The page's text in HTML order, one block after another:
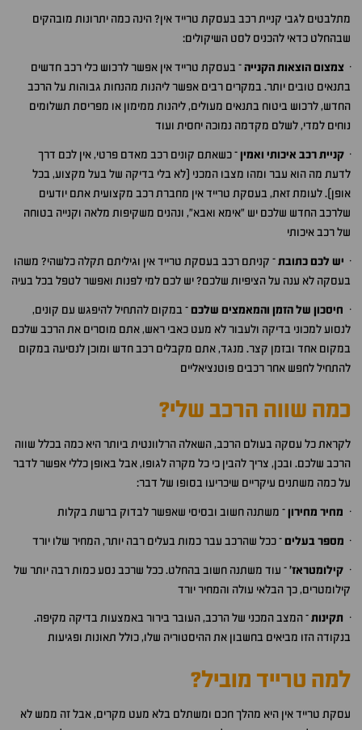
מתלבטים לגבי קניית רכב בעסקת טרייד אין? הינה כמה יתרונות מובהקים
שבהחלט כדאי להכניס לסט השיקולים:
· צמצום הוצאות הקנייה– בעסקת טרייד אין אפשר לרכוש כלי רכב חדשים
בתנאים טובים יותר. במקרים רבים אפשר ליהנות מהנחות גבוהות על הרכב
החדש, לרכוש ביטוח בתנאים מעולים, ליהנות ממימון או מפריסת תשלומים
נוחים למדי, לשלם מקדמה נמוכה יחסית ועוד
· קניית רכב איכותי ואמין– כשאתם קונים רכב מאדם פרטי, אין לכם דרך
לדעת מה הוא עבר ומהו מצבו המכני (לא בלי בדיקה של בעל מקצוע, בכל
אופן). לעומת זאת, בעסקת טרייד אין מחברת רכב מקצועית אתם יודעים
שלרכב החדש שלכם יש "אימא ואבא", ונהנים משקיפות מלאה וקנייה בטוחה
של רכב איכותי
· יש לכם כתובת– קניתם רכב בעסקת טרייד אין וגיליתם תקלה כלשהי? משהו
בעסקה לא ענה על הציפיות שלכם? יש לכם למי לפנות ואפשר לטפל בכל בעיה
· חיסכון של הזמן והמאמצים שלכם– במקום להתחיל להיפגש עם קונים,
לנסוע למכוני בדיקה ולעבור לא מעט כאבי ראש, אתם מוסרים את הרכב שלכם
במקום אחד ובזמן קצר. מנגד, אתם מקבלים רכב חדש ומוכן לנסיעה במקום
להתחיל לחפש אחר רכבים פוטנציאליים
כמה שווה הרכב שלי?
לקראת כל עסקה בעולם הרכב, השאלה הרלוונטית ביותר היא כמה בכלל שווה
הרכב שלכם. ובכן, צריך להבין כי כל מקרה לגופו, אבל באופן כללי אפשר לדבר
על כמה משתנים עיקריים שיכריעו בסופו של דבר:
· מחיר מחירון– משתנה חשוב ובסיסי שאפשר לבדוק ברשת בקלות
· מספר בעלים– ככל שהרכב עבר כמות בעלים רבה יותר, המחיר שלו יורד
· קילומטראז'– עוד משתנה חשוב בהחלט. ככל שרכב נסע כמות רבה יותר של
קילומטרים, כך הבלאי עולה והמחיר יורד
· תקינות– המצב המכני של הרכב, העובר בירור באמצעות בדיקה מקיפה.
בנקודה הזו מביאים בחשבון את ההיסטוריה שלו, כולל תאונות ופגיעות
למה טרייד מוביל?
עסקת טרייד אין היא מהלך חכם ומשתלם בלא מעט מקרים, אבל זה ממש לא